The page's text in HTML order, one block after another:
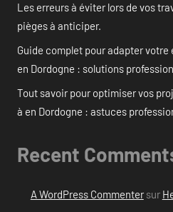
Les erreurs à éviter lors de vos
pièges à anticiper.
Guide complet pour adapter
en Dordogne : solutions
Tout savoir pour optimiser vos
à en Dordogne : astuces
Recent
A WordPress Commentersur